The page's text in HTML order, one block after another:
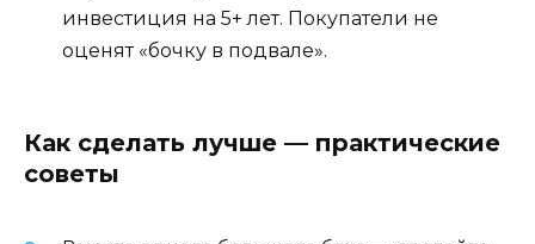
инвестиция на 5+ лет. Покупатели не
оценят «бочку в подвале».
Как сделать лучше — практические
советы